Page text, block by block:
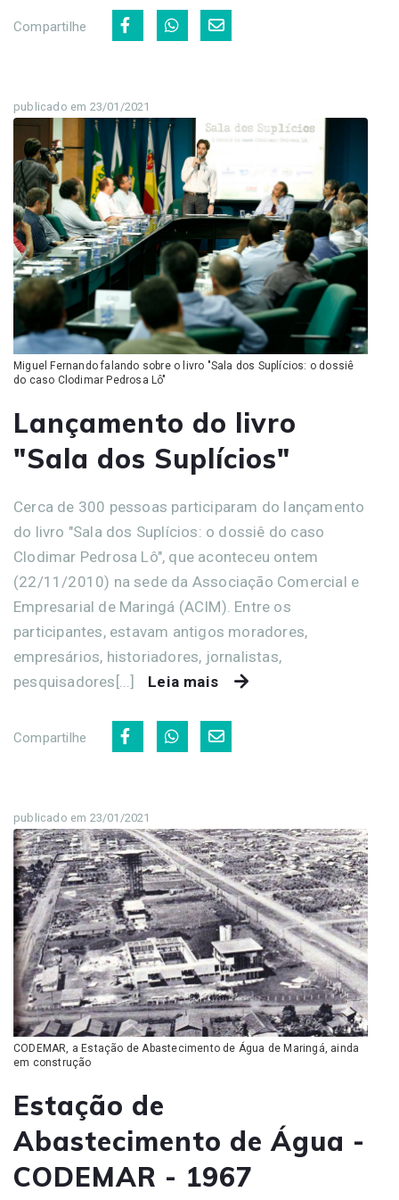
Compartilhe
publicado em 23/01/2021
Miguel Fernando falando sobre o livro "Sala dos Suplícios: o dossiê
do caso Clodimar Pedrosa Lô"
Lançamento do livro
"Sala dos Suplícios"
Cerca de 300 pessoas participaram do lançamento
do livro "Sala dos Suplícios: o dossiê do caso
Clodimar Pedrosa Lô", que aconteceu ontem
(22/11/2010) na sede da Associação Comercial e
Empresarial de Maringá (ACIM). Entre os
participantes, estavam antigos moradores,
empresários, historiadores, jornalistas,
pesquisadores[...]
Leia mais
Compartilhe
publicado em 23/01/2021
CODEMAR, a Estação de Abastecimento de Água de Maringá, ainda
em construção
Estação de
Abastecimento de Água -
CODEMAR - 1967